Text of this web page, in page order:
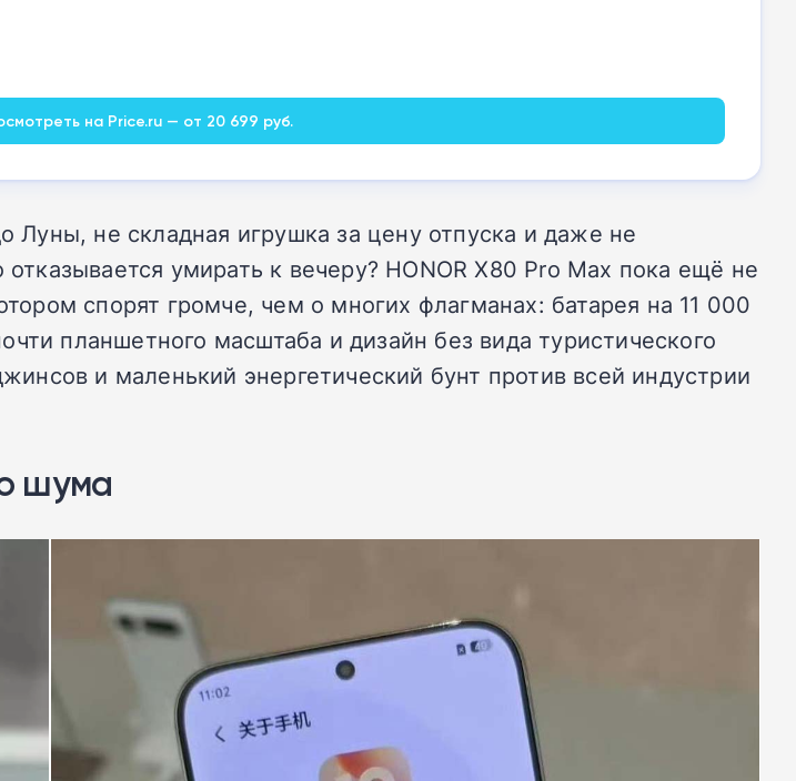
на Price.ru — от 20 699 руб.
не складная игрушка за цену отпуска и даже не
умирать к вечеру? HONOR X80 Pro Max пока ещё не
спорят громче, чем о многих флагманах: батарея на 11 000
планшетного масштаба и дизайн без вида туристического
и маленький энергетический бунт против всей индустрии
шума